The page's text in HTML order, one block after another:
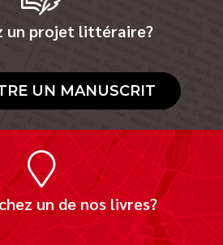
un projet littéraire?
UN MANUSCRIT
un de nos livres?